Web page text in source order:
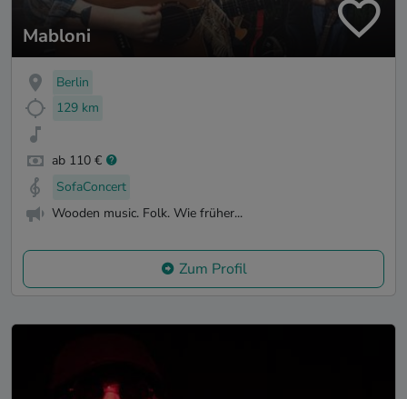
Mabloni
Berlin
129 km
ab 110 €
SofaConcert
Wooden music. Folk. Wie früher...
Zum Profil